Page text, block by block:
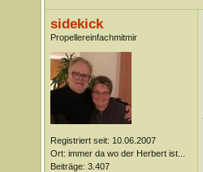
sidekick
Propellereinfachmitmir
Registriert seit: 10.06.2007
Ort: immer da wo der Herbert ist...
Beiträge: 3.407